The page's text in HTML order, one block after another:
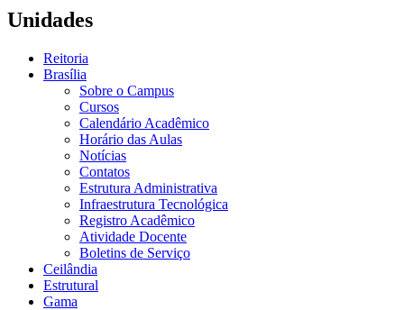
Unidades
Reitoria
Brasília
Sobre o Campus
Cursos
Calendário Acadêmico
Horário das Aulas
Notícias
Contatos
Estrutura Administrativa
Infraestrutura Tecnológica
Registro Acadêmico
Atividade Docente
Boletins de Serviço
Ceilândia
Estrutural
Gama